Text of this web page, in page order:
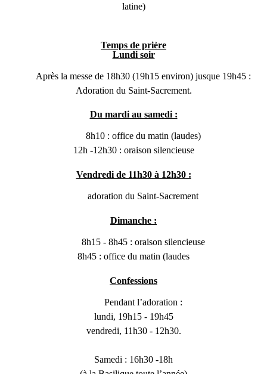
latine)
Temps de prière
Lundi soir
Après la messe de 18h30 (19h15 environ) jusque 19h45 :
Adoration du Saint-Sacrement.
Du mardi au samedi :
8h10 : office du matin (laudes)
12h -12h30 : oraison silencieuse
Vendredi de 11h30 à 12h30 :
adoration du Saint-Sacrement
Dimanche :
8h15 - 8h45 : oraison silencieuse
8h45 : office du matin (laudes
Confessions
Pendant l’adoration :
lundi, 19h15 - 19h45
vendredi, 11h30 - 12h30.
Samedi : 16h30 -18h